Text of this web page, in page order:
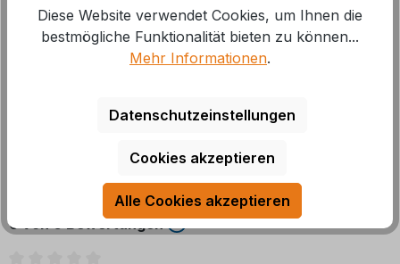
Profilierter und geprägter Sandwichboden für mehr
Stabilität und bessere Hitzeübetragung.
Einhandbedienung des Ausgießers, G
0 von 0 Bewertungen
Diese Website verwendet Cookies, um Ihnen die
bestmögliche Funktionalität bieten zu können...
Mehr Informationen.
Datenschutzeinstellungen
Cookies akzeptieren
Alle Cookies akzeptieren